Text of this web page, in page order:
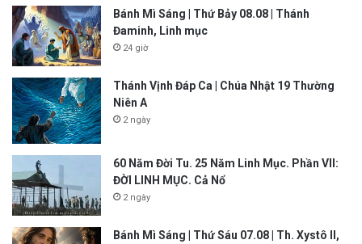
Bánh Mì Sáng | Thứ Bảy 08.08 | Thánh
Đaminh, Linh mục
24 giờ
Thánh Vịnh Đáp Ca | Chúa Nhật 19 Thường
Niên A
2 ngày
60 Năm Đời Tu. 25 Năm Linh Mục. Phần VII:
ĐỜI LINH MỤC. Cả Nổ
2 ngày
Bánh Mì Sáng | Thứ Sáu 07.08 | Th. Xystô II,